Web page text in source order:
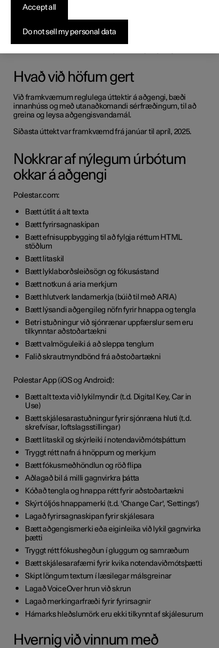
Þessi yfirlýsing um aðgengi lýsir núverandi stöðu
og verður uppfærð eftir því sem við gerum frekari úrbætur.
Hvað við höfum gert
Við framkvæmum reglulega úttektir á aðgengi, bæði
innanhúss og með utanaðkomandi sérfræðingum, til að
greina og leysa aðgengisvandamál.
Síðasta úttekt var framkvæmd frá janúar til apríl, 2025.
Nokkrar af nýlegum úrbótum
okkar á aðgengi
Polestar.com:
Bætt útlit á alt texta
Bætt fyrirsagnaskipan
Bætt efnisuppbygging til að fylgja réttum HTML
stöðlum
Bætt litaskil
Bætt lyklaborðsleiðsögn og fókusástand
Bætt notkun á aria merkjum
Bætt hlutverk landamerkja (búið til með ARIA)
Bætt lýsandi aðgengileg nöfn fyrir hnappa og tengla
Betri stuðningur við sjónrænar uppfærslur sem eru
tilkynntar aðstoðartækni
Bætt valmöguleiki á að sleppa tenglum
Falið skrautmyndbönd frá aðstoðartækni
Polestar App (iOS og Android):
Bætt alt texta við lykilmyndir (t.d. Digital Key, Car in
Use)
Bætt skjálesarastuðningur fyrir sjónræna hluti (t.d.
skrefvísar, loftslagsstillingar)
Bætt litaskil og skýrleiki í notendaviðmótsþáttum
Tryggt rétt nafn á hnöppum og merkjum
Bætt fókusmeðhöndlun og röð flipa
Aðlagað bil á milli gagnvirkra þátta
Kóðað tengla og hnappa rétt fyrir aðstoðartækni
Skýrt óljós hnappamerki (t.d. 'Change Car', 'Settings')
Lagað fyrirsagnaskipan fyrir skjálesara
Bætt aðgengismerki eða eiginleika við lykil gagnvirka
þætti
Tryggt rétt fókushegðun í gluggum og samræðum
Bætt skjálesarafærni fyrir kvika notendaviðmótsþætti
Skipt löngum textum í læsilegar málsgreinar
Lagað VoiceOver hrun við skrun
Lagað merkingarfræði fyrir fyrirsagnir
Hámarks hleðslumörk eru ekki tilkynnt af skjálesurum
Hvernig við vinnum með
Do not sell my personal data
Accept all